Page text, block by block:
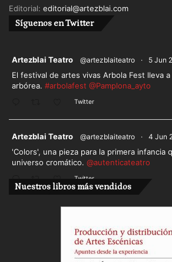
Editorial: editorial@artezblai.com
Síguenos en Twitter
Artezblai Teatro @artezblaiteatro · 5 Jun
El festival de artes vivas Arbola Fest lleva
arbórea. #arbolafest @Pamplona_ayto
Twitter
Artezblai Teatro @artezblaiteatro · 4 Jun
'Colors', una pieza para la primera infancia
universo cromático. @autenticateatro
Twitter
Cargar más
Nuestros libros más vendidos